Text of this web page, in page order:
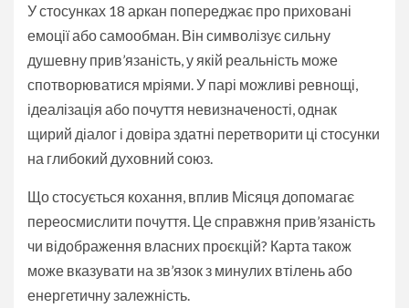
У стосунках 18 аркан попереджає про приховані
емоції або самообман. Він символізує сильну
душевну прив’язаність, у якій реальність може
спотворюватися мріями. У парі можливі ревнощі,
ідеалізація або почуття невизначеності, однак
щирий діалог і довіра здатні перетворити ці стосунки
на глибокий духовний союз.
Що стосується кохання, вплив Місяця допомагає
переосмислити почуття. Це справжня прив’язаність
чи відображення власних проєкцій? Карта також
може вказувати на зв’язок з минулих втілень або
енергетичну залежність.